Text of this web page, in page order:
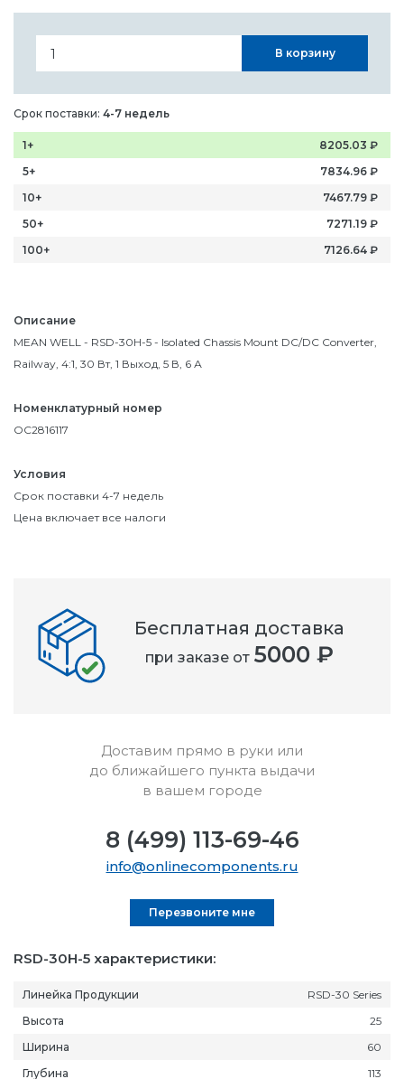
Описание
MEAN WELL - RSD-30H-5 - Isolated Chassis Mount DC/DC Converter,
Railway, 4:1, 30 Вт, 1 Выход, 5 В, 6 А
Номенклатурный номер
OC2816117
Условия
Срок поставки 4-7 недель
Цена включает все налоги
В корзину
Срок поставки: 4-7 недель
1+ 8205.03 ₽
5+
7834.96 ₽
10+
7467.79 ₽
50+
7271.19 ₽
100+
7126.64 ₽
RSD-30H-5 характеристики:
Линейка Продукции
RSD-30 Series
Высота
25
Ширина
60
Глубина
113
Бесплатная доставка
при заказе от 5000 ₽
Доставим прямо в руки или
до ближайшего пункта выдачи
в вашем городе
8 (499) 113-69-46
info@onlinecomponents.ru
Перезвоните мне